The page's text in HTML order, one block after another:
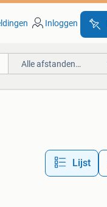
Inloggen
Alle afstanden…
Lijst